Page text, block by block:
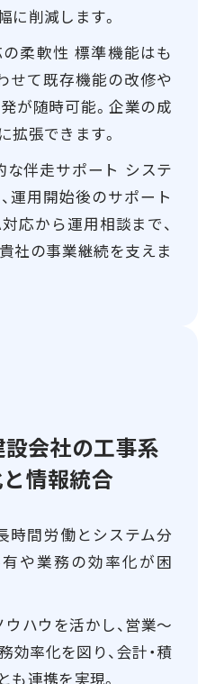
に削減します。
柔軟性 標準機能はも
せて既存機能の改修や
が随時可能。企業の成
拡張できます。
な伴走サポート システ
運用開始後のサポート
応から運用相談まで、
社の事業継続を支えま
設会社の工事系
情報統合
時間労働とシステム分
や業務の効率化が困
ウハウを活かし、営業～
効率化を図り、会計・積
も連携を実現。